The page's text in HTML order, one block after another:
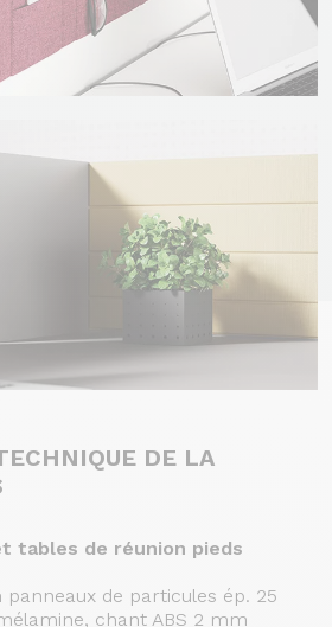
DE LA
tables de réunion pieds
panneaux de particules ép. 25
chant ABS 2 mm